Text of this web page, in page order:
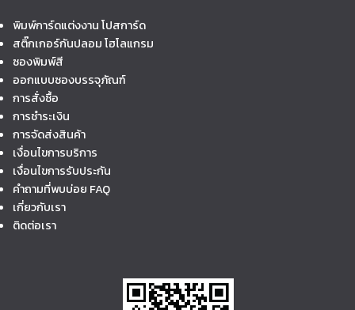
พิมพ์การ์ดแต่งงาน โปสการ์ด
สติ๊กเกอร์กันปลอม โฮโลแกรม
ซองพิมพ์สี
ออกแบบซองบรรจุภัณฑ์
การสั่งซื้อ
การชำระเงิน
การจัดส่งสินค้า
เงื่อนไขการบริการ
เงื่อนไขการรับประกัน
คำถามที่พบบ่อย FAQ
เกี่ยวกับเรา
ติดต่อเรา